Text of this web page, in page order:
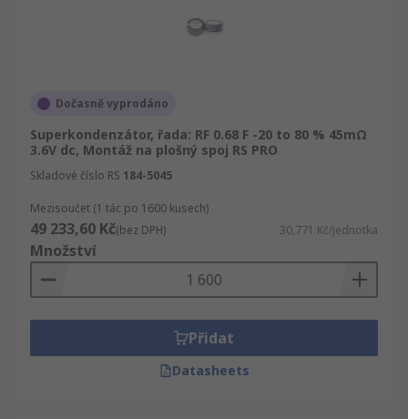
Dočasně vyprodáno
Superkondenzátor, řada: RF 0.68 F -20 to 80 % 45mΩ
3.6V dc, Montáž na plošný spoj RS PRO
Skladové číslo RS 184-5045
Mezisoučet (1 tác po 1600 kusech)
49 233,60 Kč(bez DPH) 30,771 Kč/jednotka
Množství
Přidat
Datasheets